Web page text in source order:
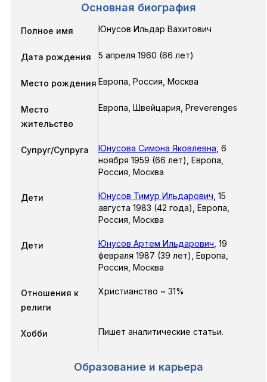
Основная биография
Полное имя Юнусов Ильдар Вахитович
Дата рождения 5 апреля 1960 (66 лет)
Место рождения Европа, Россия, Москва
Место
жительство
Европа, Швейцария, Preverenges
Супруг/Супруга Юнусова Симона Яковлевна 6
ноября 1959 (66 лет), Европа,
Россия, Москва
Дети Юнусов Тимур Ильдарович 15
августа 1983 (42 года), Европа,
Россия, Москва
Дети Юнусов Артем Ильдарович 19
февраля 1987 (39 лет), Европа,
Россия, Москва
Отношения к
религи
Христианство ~ 31%
Хобби Пишет аналитические статьи.
Образование и карьера